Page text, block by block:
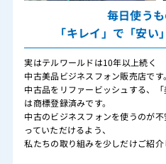
毎日使う
「キレイ」で「安い
実はテルワールドは10年以上続く
中古美品ビジネスフォン販売店です。
中古品をリファービッシュする、
は商標登録済みです。
中古のビジネスフォンを使うのが
っていただけるよう、
私たちの取り組みを少しだけご紹介